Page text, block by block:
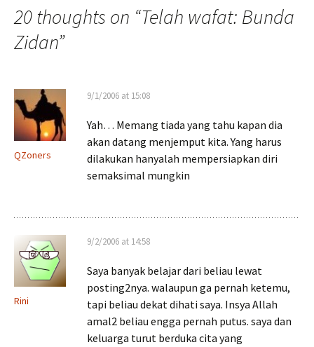
20 thoughts on “Telah wafat: Bunda
Zidan”
QZoners
9/1/2006 at 15:08
Yah… Memang tiada yang tahu kapan dia
akan datang menjemput kita. Yang harus
dilakukan hanyalah mempersiapkan diri
semaksimal mungkin
Rini
9/2/2006 at 14:58
Saya banyak belajar dari beliau lewat
posting2nya. walaupun ga pernah ketemu,
tapi beliau dekat dihati saya. Insya Allah
amal2 beliau engga pernah putus. saya dan
keluarga turut berduka cita yang